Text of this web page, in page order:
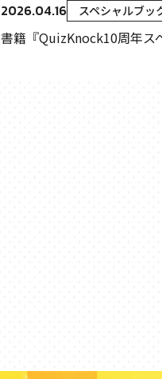
2026.04.16 スペシャルブッ
書籍『QuizKnock10周年ス